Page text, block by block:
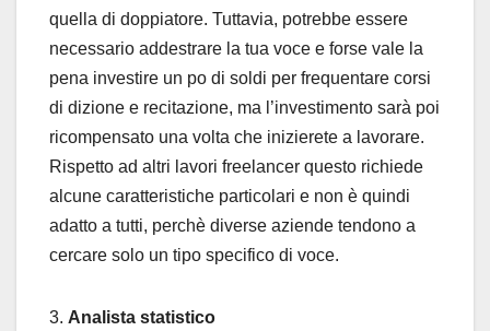
quella di doppiatore. Tuttavia, potrebbe essere
necessario addestrare la tua voce e forse vale la
pena investire un po di soldi per frequentare corsi
di dizione e recitazione, ma l’investimento sarà poi
ricompensato una volta che inizierete a lavorare.
Rispetto ad altri lavori freelancer questo richiede
alcune caratteristiche particolari e non è quindi
adatto a tutti, perchè diverse aziende tendono a
cercare solo un tipo specifico di voce.
3. Analista statistico